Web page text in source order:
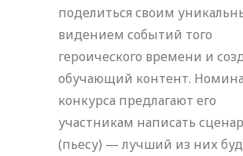
поделиться своим
видением событий того
героического времени и
обучающий контент.
конкурса предлагают его
участникам написать
(пьесу) — лучший из них